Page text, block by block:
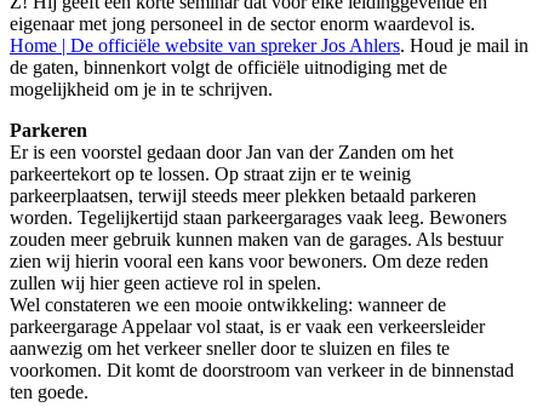
eigenaar met jong personeel in de sector enorm waardevol is.
Home | De officiële website van spreker Jos Ahlers. Houd je mail in
de gaten, binnenkort volgt de officiële uitnodiging met de
mogelijkheid om je in te schrijven.
Parkeren
Er is een voorstel gedaan door Jan van der Zanden om het
parkeertekort op te lossen. Op straat zijn er te weinig
parkeerplaatsen, terwijl steeds meer plekken betaald parkeren
worden. Tegelijkertijd staan parkeergarages vaak leeg. Bewoners
zouden meer gebruik kunnen maken van de garages. Als bestuur
zien wij hierin vooral een kans voor bewoners. Om deze reden
zullen wij hier geen actieve rol in spelen.
Wel constateren we een mooie ontwikkeling: wanneer de
parkeergarage Appelaar vol staat, is er vaak een verkeersleider
aanwezig om het verkeer sneller door te sluizen en files te
voorkomen. Dit komt de doorstroom van verkeer in de binnenstad
ten goede.